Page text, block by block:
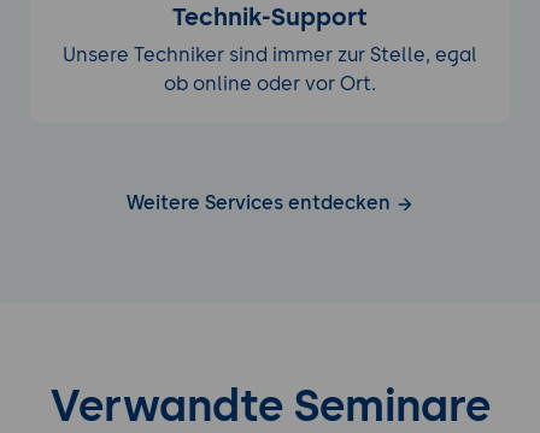
Technik-Support
Unsere Techniker sind immer zur Stelle, egal
ob online oder vor Ort.
Weitere Services entdecken
Verwandte Seminare